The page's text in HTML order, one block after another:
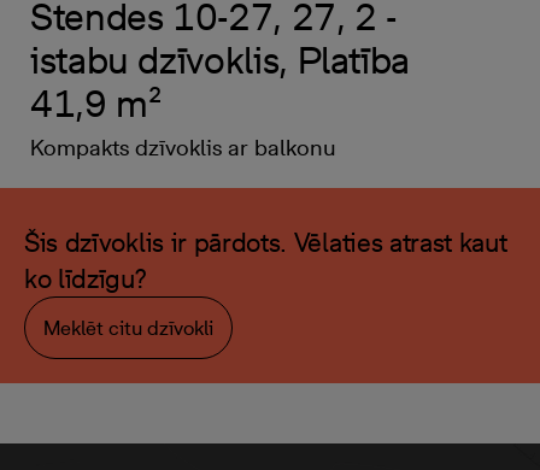
Stendes 10-27, 27, 2 -
istabu dzīvoklis, Platība
41,9 m²
Kompakts dzīvoklis ar balkonu
Šis dzīvoklis ir pārdots. Vēlaties atrast kaut
ko līdzīgu?
Meklēt citu dzīvokli